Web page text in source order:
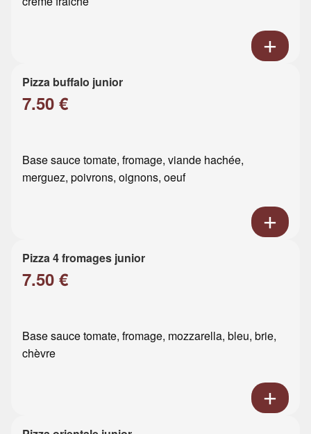
Pizza buffalo junior
7.50 €
Base sauce tomate, fromage, viande hachée,
merguez, poivrons, oignons, oeuf
Pizza 4 fromages junior
7.50 €
Base sauce tomate, fromage, mozzarella, bleu, brie,
chèvre